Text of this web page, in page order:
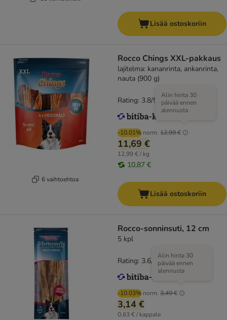
Lisää ostoskoriin
6 vaihtoehtoa
Rocco Chings XXL-pakkaus
lajitelma: kananrinta, ankanrinta,
nauta (900 g)
-10.01% norm. 12,99 €
Alin hinta 30
päivää ennen
alennusta
11,69 €
12,99 € / kg
10,87 €
Rating: 3.8/5
Lisää ostoskoriin
Rocco-sonninsuti, 12 cm
5 kpl
-10.03% norm. 3,49 €
Alin hinta 30
päivää ennen
alennusta
3,14 €
0,63 € / kappale
Rating: 3.6/5